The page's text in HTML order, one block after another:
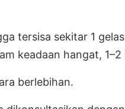
tersisa sekitar 1
keadaan hangat, 1–2
berlebihan.